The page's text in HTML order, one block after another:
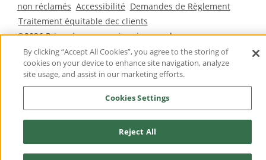
non réclamés Accessibilité Demandes de Règlement
Traitement équitable dec clients
©2026 Primericawww.primericacanada.ca
*Ce lien est offert par les sociétés affiliées de Primerica
aux États–Unis et ne comporte pas de contenu canadien
ou francophone.
By clicking “Accept All Cookies”, you agree to the storing of
cookies on your device to enhance site navigation, analyze
site usage, and assist in our marketing efforts.
Cookies Settings
Reject All